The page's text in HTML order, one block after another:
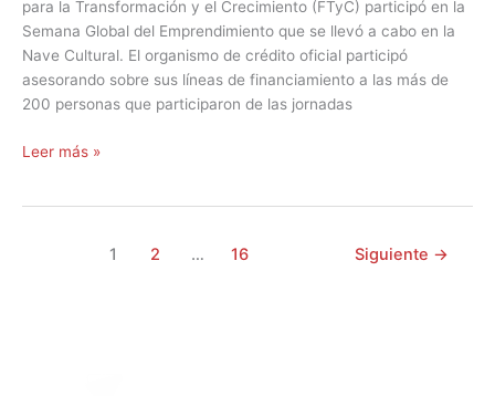
para la Transformación y el Crecimiento (FTyC) participó en la
Semana Global del Emprendimiento que se llevó a cabo en la
Nave Cultural. El organismo de crédito oficial participó
asesorando sobre sus líneas de financiamiento a las más de
200 personas que participaron de las jornadas
Leer más »
1 2 … 16 Siguiente →